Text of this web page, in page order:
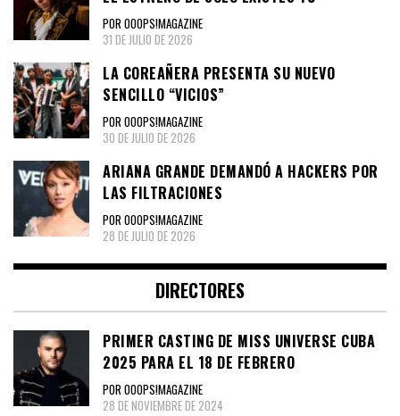
POR OOOPS!MAGAZINE
31 DE JULIO DE 2026
LA COREAÑERA PRESENTA SU NUEVO
SENCILLO “VICIOS”
POR OOOPS!MAGAZINE
30 DE JULIO DE 2026
ARIANA GRANDE DEMANDÓ A HACKERS POR
LAS FILTRACIONES
POR OOOPS!MAGAZINE
28 DE JULIO DE 2026
DIRECTORES
PRIMER CASTING DE MISS UNIVERSE CUBA
2025 PARA EL 18 DE FEBRERO
POR OOOPS!MAGAZINE
28 DE NOVIEMBRE DE 2024